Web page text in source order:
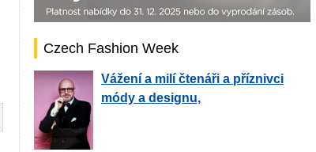
Czech Fashion Week
Vážení a milí čtenáři a příznivci
módy a designu,